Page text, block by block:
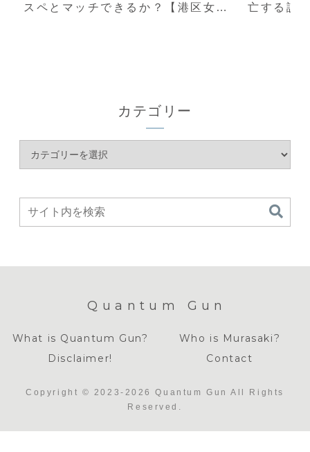
スペとマッチできるか？【港区女
亡する説
カテゴリー
Quantum Gun
What is Quantum Gun?
Who is Murasaki?
Disclaimer!
Contact
Copyright © 2023-2026 Quantum Gun All Rights
Reserved.